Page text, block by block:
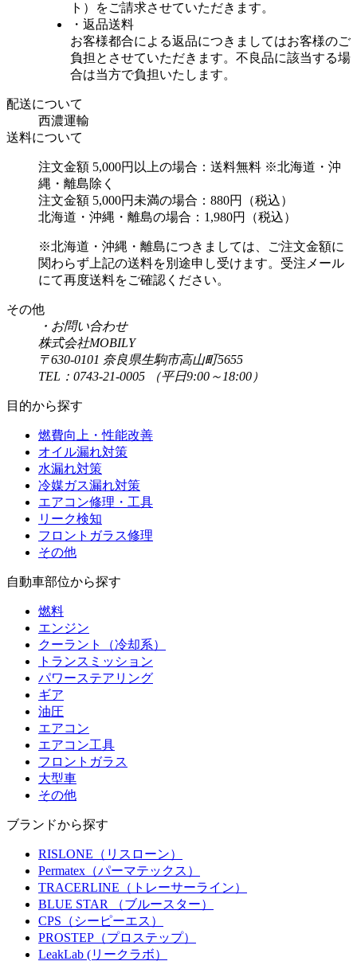
ト）をご請求させていただきます。
・返品送料
お客様都合による返品につきましてはお客様のご
負担とさせていただきます。不良品に該当する場
合は当方で負担いたします。
配送について
西濃運輸
送料について
注文金額 5,000円以上の場合：送料無料 ※北海道・沖
縄・離島除く
注文金額 5,000円未満の場合：880円（税込）
北海道・沖縄・離島の場合：1,980円（税込）
※北海道・沖縄・離島につきましては、ご注文金額に
関わらず上記の送料を別途申し受けます。受注メール
にて再度送料をご確認ください。
その他
・お問い合わせ
株式会社MOBILY
〒630-0101 奈良県生駒市高山町5655
TEL：0743‐21‐0005 （平日9:00～18:00）
目的から探す
燃費向上・性能改善
オイル漏れ対策
水漏れ対策
冷媒ガス漏れ対策
エアコン修理・工具
リーク検知
フロントガラス修理
その他
自動車部位から探す
燃料
エンジン
クーラント（冷却系）
トランスミッション
パワーステアリング
ギア
油圧
エアコン
エアコン工具
フロントガラス
大型車
その他
ブランドから探す
RISLONE（リスローン）
Permatex（パーマテックス）
TRACERLINE（トレーサーライン）
BLUE STAR （ブルースター）
CPS（シーピーエス）
PROSTEP（プロステップ）
LeakLab (リークラボ）